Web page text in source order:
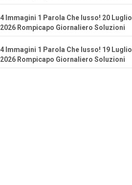
4 Immagini 1 Parola Che lusso! 20 Luglio
2026 Rompicapo Giornaliero Soluzioni
4 Immagini 1 Parola Che lusso! 19 Luglio
2026 Rompicapo Giornaliero Soluzioni